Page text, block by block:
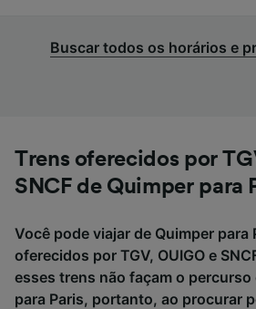
Buscar todos os horários e
Trens oferecidos por
SNCF de Quimper para
Você pode viajar de Quimper para
oferecidos por TGV, OUIGO e
esses trens não façam o
para Paris, portanto, ao procurar